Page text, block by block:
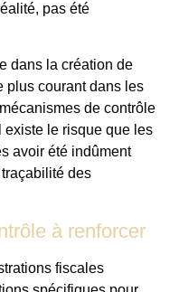
pas été
dans la création de
plus courant dans les
de contrôle
existe le risque que les
avoir été indûment
des
à renforcer
fiscales